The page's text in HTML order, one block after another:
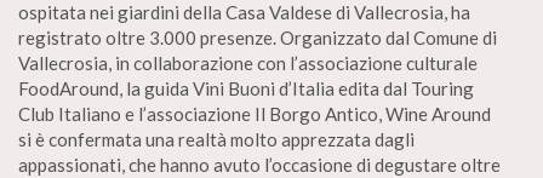
ospitata nei giardini della Casa Valdese di Vallecrosia, ha
registrato oltre 3.000 presenze. Organizzato dal Comune di
Vallecrosia, in collaborazione con l’associazione culturale
FoodAround, la guida Vini Buoni d’Italia edita dal Touring
Club Italiano e l’associazione Il Borgo Antico, Wine Around
si è confermata una realtà molto apprezzata dagli
appassionati, che hanno avuto l’occasione di degustare oltre